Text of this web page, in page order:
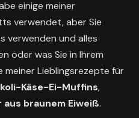
einige meiner
verwendet, aber Sie
verwenden und alles
oder was Sie in Ihrem
meiner Lieblingsrezepte für
Käse-Ei-Muffins,
aus braunem Eiweiß.